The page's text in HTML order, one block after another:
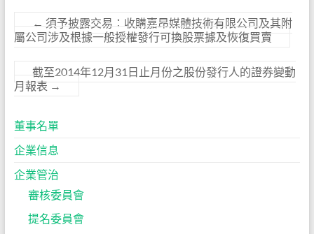
← 須予披露交易：收購嘉昂媒體技術有限公司及其附
屬公司涉及根據一般授權發行可換股票據及恢復買賣
截至2014年12月31日止月份之股份發行人的證券變動
月報表 →
董事名單
企業信息
企業管治
審核委員會
提名委員會